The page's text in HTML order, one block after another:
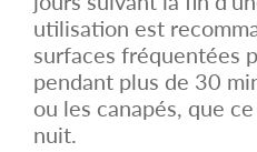
utilisation est
surfaces fréquentées
pendant plus de 30
ou les canapés, que
nuit.